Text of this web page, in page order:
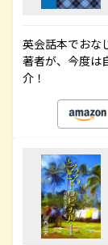
英会話本でおな
著者が、今度は
介！